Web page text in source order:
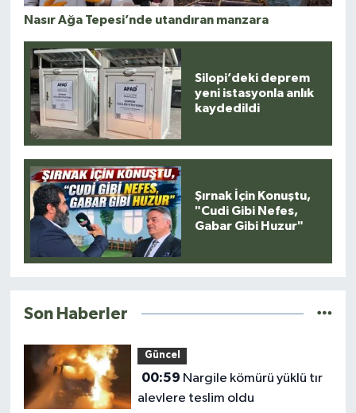
Nasır Ağa Tepesi’nde utandıran manzara
Silopi’deki deprem
yeni istasyonla anlık
kaydedildi
Şırnak İçin Konuştu,
"Cudi Gibi Nefes,
Gabar Gibi Huzur"
Son Haberler
Güncel
00:59
alevlere teslim oldu